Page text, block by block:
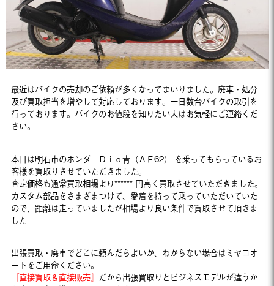
最近はバイクの売却のご依頼が多くなってまいりました。廃車・処分
及び買取担当を増やして対応しております。一日数台バイクの取引を
行っております。バイクのお値段を知りたい人はお気軽にご連絡くだ
さい。
本日は明石市のホンダ Ｄｉｏ青（ＡＦ62） を乗ってもらっているお
客様を買取りさせていただきました。
査定価格も通常買取相場より****** 円高く買取させていただきました。
カスタム部品をさまざまつけて、愛着を持って乗っていただいていた
ので、距離は走っていましたが相場より良い条件で買取させて頂きま
した
出張買取・廃車でどこに頼んだらよいか、わからない場合はミヤコオ
ートをご用命ください。
『直接買取＆直接販売』 だから出張買取りとビジネスモデルが違うか